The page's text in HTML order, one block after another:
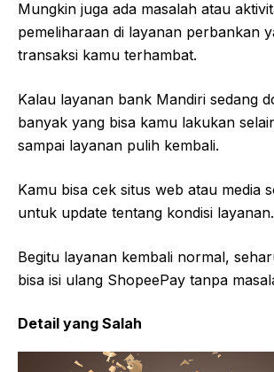
Mungkin juga ada masalah atau
pemeliharaan di layanan perbankan
transaksi kamu terhambat.
Kalau layanan bank Mandiri sedang
banyak yang bisa kamu lakukan
sampai layanan pulih kembali.
Kamu bisa cek situs web atau media
untuk update tentang kondisi layanan.
Begitu layanan kembali normal,
bisa isi ulang ShopeePay tanpa
Detail yang Salah